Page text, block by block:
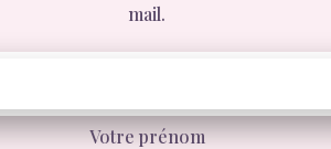
mail.
Votre prénom